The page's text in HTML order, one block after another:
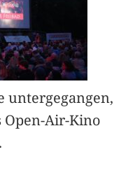
untergegangen,
Open-Air-Kino